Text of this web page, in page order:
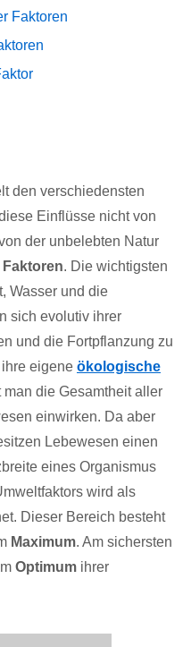
Faktoren
den verschiedensten
Einflüsse nicht von
der unbelebten Natur
. Die wichtigsten
Wasser und die
sich evolutiv ihrer
und die Fortpflanzung zu
eigene ökologische
die Gesamtheit aller
einwirken. Da aber
Lebewesen einen
eines Organismus
wird als
Dieser Bereich besteht
Maximum. Am sichersten
Optimum ihrer